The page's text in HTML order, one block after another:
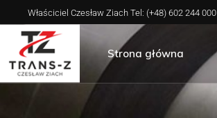
Właściciel Czesław Ziach Tel: (+48) 602 244 000
Strona główna